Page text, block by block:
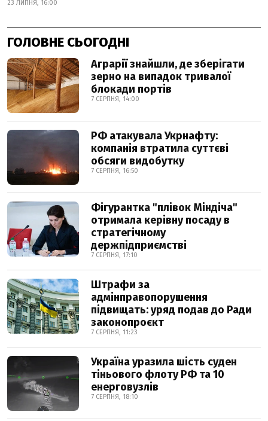
23 ЛИПНЯ, 16:00
ГОЛОВНЕ СЬОГОДНІ
Аграрії знайшли, де зберігати
зерно на випадок тривалої
блокади портів
7 СЕРПНЯ, 14:00
РФ атакувала Укрнафту:
компанія втратила суттєві
обсяги видобутку
7 СЕРПНЯ, 16:50
Фігурантка "плівок Міндіча"
отримала керівну посаду в
стратегічному
держпідприємстві
7 СЕРПНЯ, 17:10
Штрафи за
адмінправопорушення
підвищать: уряд подав до Ради
законопроєкт
7 СЕРПНЯ, 11:23
Україна уразила шість суден
тіньового флоту РФ та 10
енерговузлів
7 СЕРПНЯ, 18:10